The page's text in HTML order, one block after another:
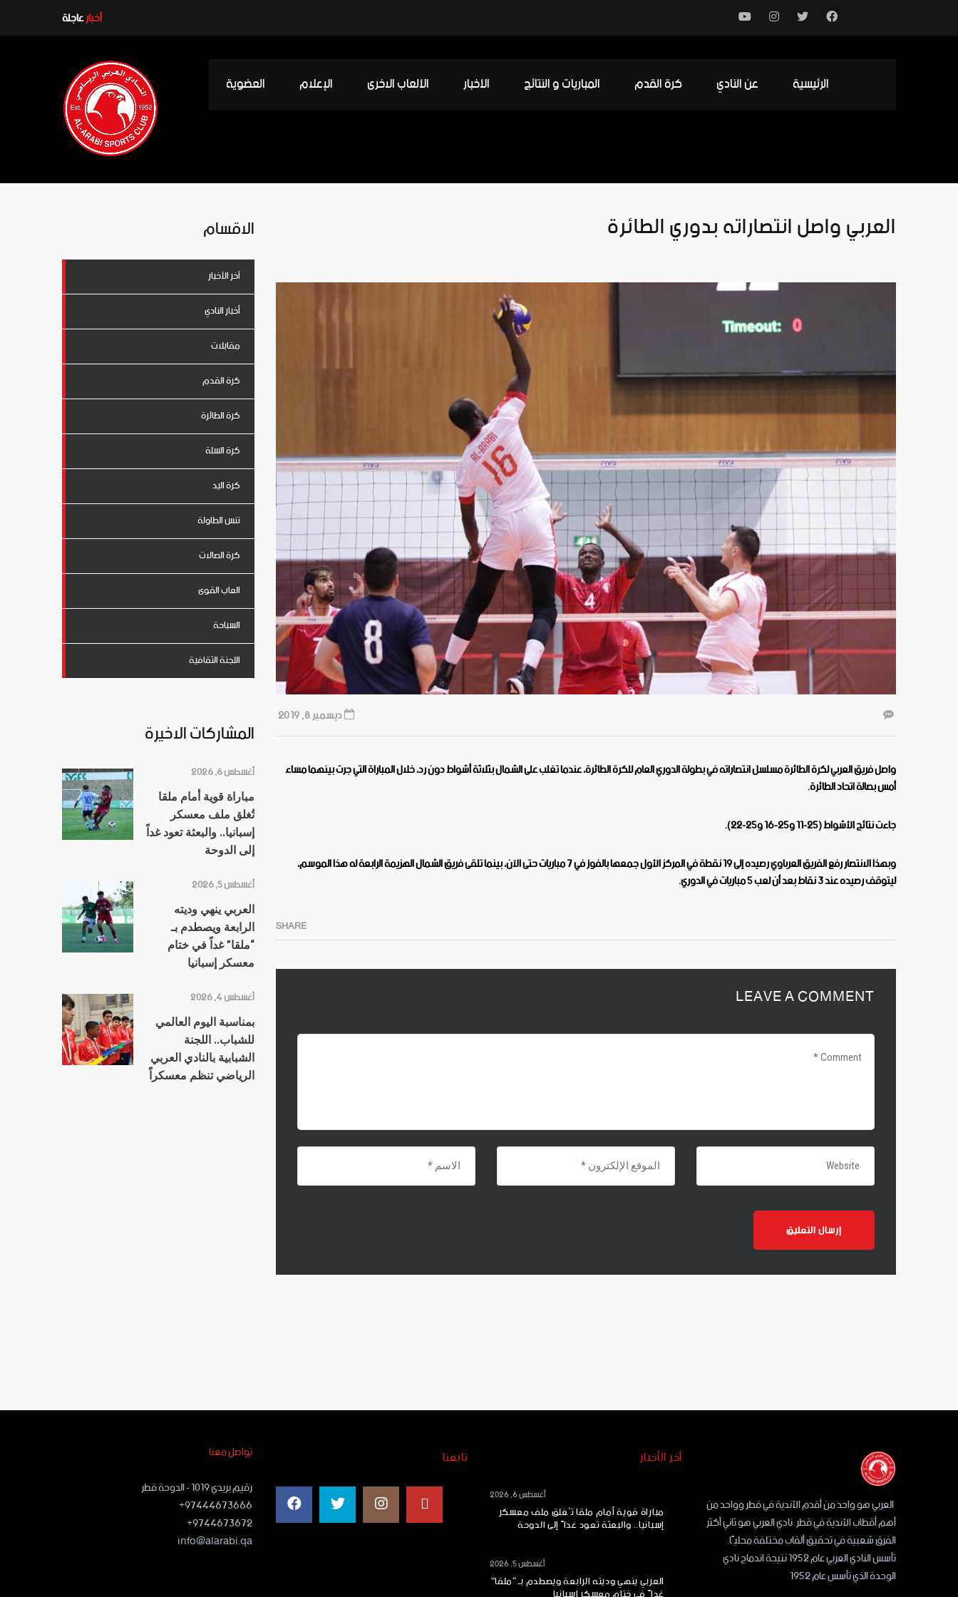
أخبارعاجلة
الرئيسية عن النادي كرة القدم المباريات و النتائج الأخبار الألعاب الاخرى الإعلام العضوية
العربي واصل انتصاراته بدوري الطائرة
ديسمبر 8, 2019
واصل فريق العربي لكرة الطائرة مسلسل انتصاراته في بطولة الدوري العام للكرة الطائرة، عندما تغلب على الشمال بثلاثة أشواط دون رد، خلال المباراة التي جرت بينهما مساء
أمس بصالة اتحاد الطائرة.
جاءت نتائج الأشواط (25-11 و25-16 و25-22
).
وبهذا الانتصار رفع الفريق العرباوي رصيده إلى 19 نقطة في المركز الأول جمعها بالفوز في 7 مباريات حتى الآن، بينما تلقى فريق الشمال الهزيمة الرابعة له هذا الموسم،
ليتوقف رصيده عند 3 نقاط بعد أن لعب 5 مباريات في الدوري .
SHARE
LEAVE A COMMENT
الاقسام
آخر الأخبار
أخبار النادي
مقابلات
كرة القدم
كرة الطائرة
كرة السلة
كرة اليد
تنس الطاولة
كرة الصالات
العاب القوى
السباحة
اللجنة الثقافية
المشاركات الاخيرة
أغسطس 6, 2026
مباراة قوية أمام ملقا
تُغلق ملف معسكر
إسبانيا.. والبعثة تعود غداً
إلى الدوحة
أغسطس 5, 2026
العربي ينهي وديته
الرابعة ويصطدم بـ
“ملقا” غداً في ختام
معسكر إسبانيا
أغسطس 4, 2026
بمناسبة اليوم العالمي
للشباب.. اللجنة
الشبابية بالنادي العربي
الرياضي تنظم معسكراً
تواصل معنا
رقيم بريدي ١٠١٩ - الدوحة قطر
97444673666+
9744673672+
info@alarabi.qa
تابعنا أخر الأخبار
مباراة قوية أمام ملقا تُغلق ملف معسكر
إسبانيا.. والبعثة تعود غداً إلى الدوحة
أغسطس 6, 2026
العربي ينهي وديته الرابعة ويصطدم بـ “ملقا”
أغسطس 5, 2026
العربي هو واحد من أقدم الأندية في قطر وواحد من
أهم أقطاب الأندية في قطر. نادي العربي هو ثاني أكثر
الفرق شعبية في تحقيق ألقاب مختلفة محليًا.
تأسس النادي العربي عام 1952 نتيجة اندماج نادي
الوحدة الذي تأسس عام 1952